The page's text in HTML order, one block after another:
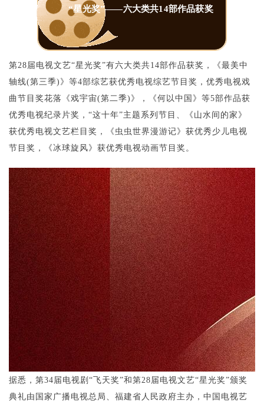
“星光奖”——六大类共14部作品获奖
第28届电视文艺“星光奖”有六大类共14部作品获奖，《最美中
轴线(第三季)》等4部综艺获优秀电视综艺节目奖，优秀电视戏
曲节目奖花落《戏宇宙(第二季)》，《何以中国》等5部作品获
优秀电视纪录片奖，“这十年”主题系列节目、《山水间的家》
获优秀电视文艺栏目奖，《虫虫世界漫游记》获优秀少儿电视
节目奖，《冰球旋风》获优秀电视动画节目奖。
据悉，第34届电视剧“飞天奖”和第28届电视文艺“星光奖”颁奖
典礼由国家广播电视总局、福建省人民政府主办，中国电视艺